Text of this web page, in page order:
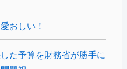
おしい！
た予算を財務省が勝手に